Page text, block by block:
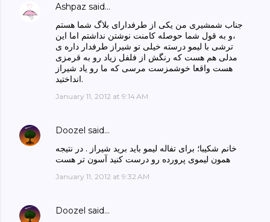
Ashpaz said…
جناب شمشیری من یکی از طرفدارای بلاگ شما هستم
،و به قول شما حوصله کامنت نوشتن نداشتم اما این
ترشی با لیمو درسته خیلی تو شیراز طرفدار داره ی
مدلی هم هست که رنگش از فلفل زیاد رو به قرمزی
هست واقعا خوشمزست مرسی که ما رو یاد شیراز
انداختید.
January 11, 2012 at 9:14 AM
Doozel said…
خانم شکیبا؛ برای تفاله لیمو باید برید شیراز . در نتیجه
همون لیموی پرورده رو درست کنید آسون تر هست
January 11, 2012 at 9:32 AM
Doozel said…